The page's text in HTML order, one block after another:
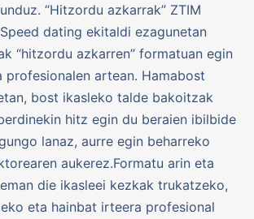
“Hitzordu azkarrak” ZTIM
dating ekitaldi ezagunetan
“hitzordu azkarren” formatuan egin
profesionalen artean. Hamabost
bost ikasleko talde bakoitzak
hitz egin du beraien ibilbide
lanaz, aurre egin beharreko
aukerez.Formatu arin eta
die ikasleei kezkak trukatzeko,
eta hainbat irteera profesional